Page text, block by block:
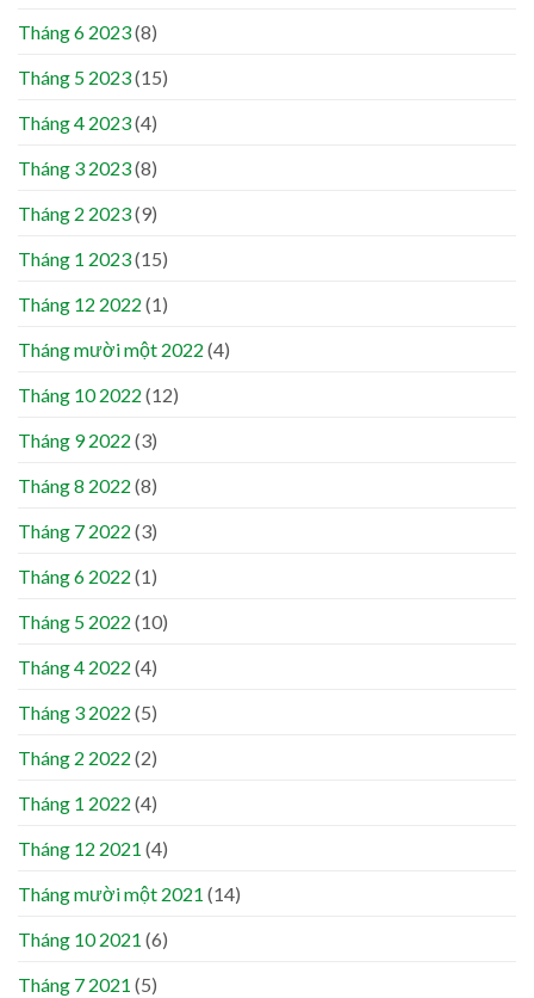
Tháng 6 2023(8)
Tháng 5 2023(15)
Tháng 4 2023(4)
Tháng 3 2023(8)
Tháng 2 2023(9)
Tháng 1 2023(15)
Tháng 12 2022 (1)
Tháng mười một 2022 (4)
Tháng 10 2022 (12)
Tháng 9 2022 (3)
Tháng 8 2022 (8)
Tháng 7 2022 (3)
Tháng 6 2022 (1)
Tháng 5 2022 (10)
Tháng 4 2022 (4)
Tháng 3 2022 (5)
Tháng 2 2022 (2)
Tháng 1 2022 (4)
Tháng 12 2021 (4)
Tháng mười một 2021 (14)
Tháng 10 2021 (6)
Tháng 7 2021 (5)